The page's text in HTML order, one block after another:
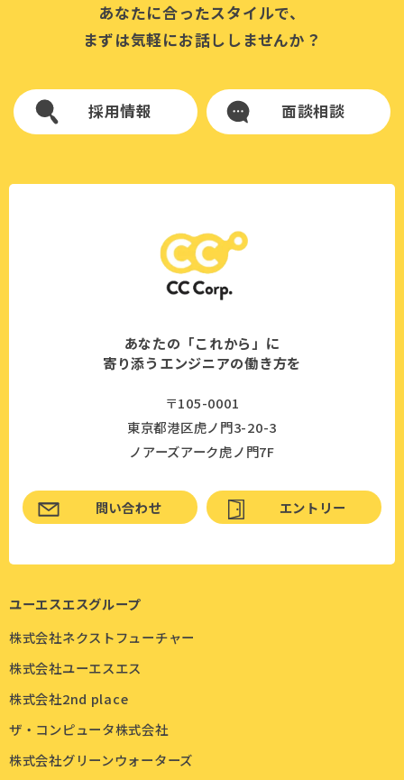
あなたに合ったスタイルで、
まずは気軽にお話ししませんか？
採用情報 面談相談
あなたの「これから」に
寄り添うエンジニアの働き方を
〒105-0001
東京都港区虎ノ門3-20-3
ノアーズアーク虎ノ門7F
問い合わせ エントリー
ユーエスエスグループ
株式会社ネクストフューチャー
株式会社ユーエスエス
株式会社2nd place
ザ・コンピュータ株式会社
株式会社グリーンウォーターズ